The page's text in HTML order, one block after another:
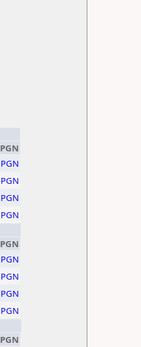
PGN
PGN
PGN
PGN
PGN
PGN
PGN
PGN
PGN
PGN
PGN